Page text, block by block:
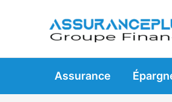
Assurance